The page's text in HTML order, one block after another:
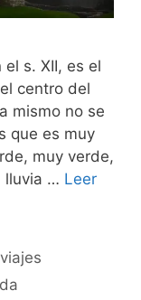
s. XII, es el
centro del
mismo no se
que es muy
muy verde,
lluvia … Leer